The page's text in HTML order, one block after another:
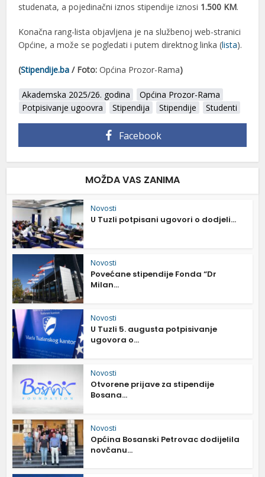
studenata, a pojedinačni iznos stipendije iznosi 1.500 KM.
Konačna rang-lista objavljena je na službenoj web-stranici
Općine, a može se pogledati i putem direktnog linka (lista).
(Stipendije.ba / Foto:Općina Prozor-Rama)
Akademska 2025/26. godina
Općina Prozor-Rama
Potpisivanje ugoovra
Stipendija Stipendije Studenti
Facebook
MOŽDA VAS ZANIMA
Novosti
U Tuzli potpisani ugovori o dodjeli...
Novosti
Povećane stipendije Fonda “Dr
Milan...
Novosti
U Tuzli 5. augusta potpisivanje
ugovora o...
Novosti
Otvorene prijave za stipendije
Bosana...
Novosti
Općina Bosanski Petrovac dodijelila
novčanu...